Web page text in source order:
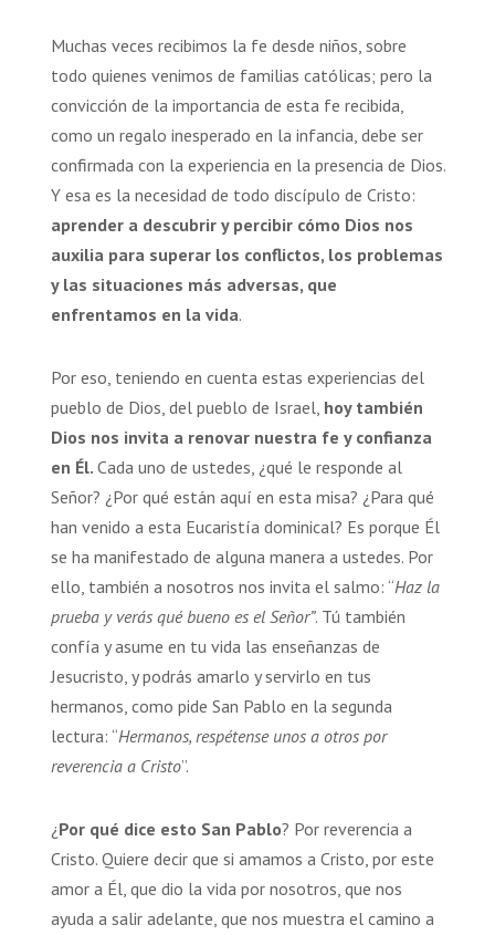
Muchas veces recibimos la fe desde niños, sobre
todo quienes venimos de familias católicas; pero la
convicción de la importancia de esta fe recibida,
como un regalo inesperado en la infancia, debe ser
confirmada con la experiencia en la presencia de Dios.
Y esa es la necesidad de todo discípulo de Cristo:
aprender a descubrir y percibir cómo Dios nos
auxilia para superar los conflictos, los problemas
y las situaciones más adversas, que
enfrentamos en la vida.
Por eso, teniendo en cuenta estas experiencias del
pueblo de Dios, del pueblo de Israel, hoy también
Dios nos invita a renovar nuestra fe y confianza
en Él. Cada uno de ustedes, ¿qué le responde al
Señor? ¿Por qué están aquí en esta misa? ¿Para qué
han venido a esta Eucaristía dominical? Es porque Él
se ha manifestado de alguna manera a ustedes. Por
ello, también a nosotros nos invita el salmo: “Haz la
prueba y verás qué bueno es el Señor”. Tú también
confía y asume en tu vida las enseñanzas de
Jesucristo, y podrás amarlo y servirlo en tus
hermanos, como pide San Pablo en la segunda
lectura: “Hermanos, respétense unos a otros por
reverencia a Cristo”.
¿Por qué dice esto San Pablo? Por reverencia a
Cristo. Quiere decir que si amamos a Cristo, por este
amor a Él, que dio la vida por nosotros, que nos
ayuda a salir adelante, que nos muestra el camino a